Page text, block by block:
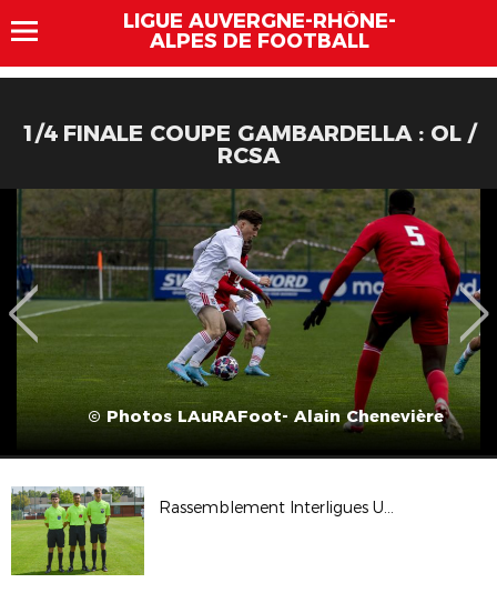
LIGUE AUVERGNE-RHÔNE-
ALPES DE FOOTBALL
1/4 FINALE COUPE GAMBARDELLA : OL /
RCSA
© Photos LAuRAFoot- Alain Chenevière
Rassemblement Interligues U15G Elite - 2022-